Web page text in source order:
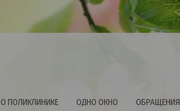
О ПОЛИКЛИНИКЕ ОДНО ОКНО